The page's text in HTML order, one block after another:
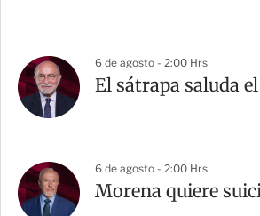
6 de agosto - 2:00 Hrs
El sátrapa saluda
6 de agosto - 2:00 Hrs
Morena quiere